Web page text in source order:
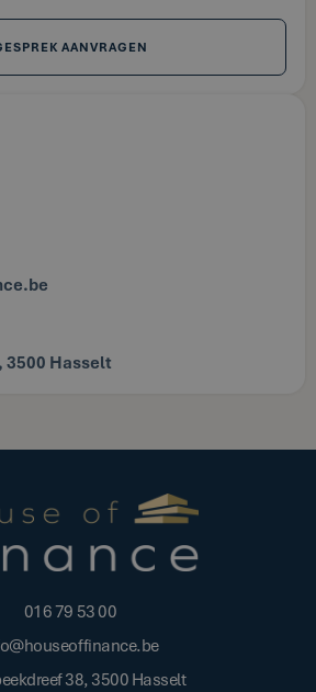
AANVRAGEN
3500 Hasselt
016 79 53 00
38, 3500 Hasselt